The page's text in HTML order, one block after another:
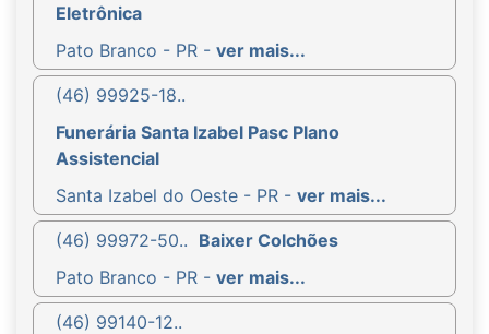
Eletrônica
Pato Branco - PR - ver mais...
(46) 99925-18..
Funerária Santa Izabel Pasc Plano
Assistencial
Santa Izabel do Oeste - PR - ver mais...
(46) 99972-50.. Baixer Colchões
Pato Branco - PR - ver mais...
(46) 99140-12..